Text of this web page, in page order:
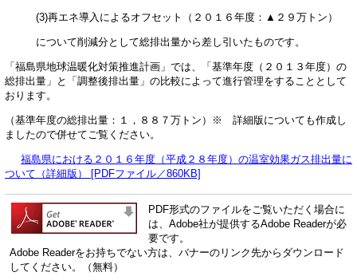
(3)再エネ導入によるオフセット（２０１６年度：▲２９万トン）
について削減分として総排出量から差し引いたものです。
「福島県地球温暖化対策推進計画」では、「基準年度（２０１３年度）の
総排出量」と「調整後排出量」の比較によって進行管理をすることとして
おります。
（基準年度の総排出量：１，８８７万トン）※ 詳細版についても作成し
ましたので併せてご覧ください。
福島県における２０１６年度（平成２８年度）の温室効果ガス排出量に
ついて（詳細版） [PDFファイル／860KB]
PDF形式のファイルをご覧いただく場合に
は、Adobe社が提供するAdobe Readerが必
要です。
Adobe Readerをお持ちでない方は、バナーのリンク先からダウンロード
してください。（無料）